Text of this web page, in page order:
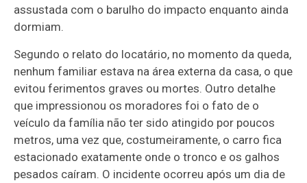
assustada com o barulho do impacto enquanto ainda
dormiam.
Segundo o relato do locatário, no momento da queda,
nenhum familiar estava na área externa da casa, o que
evitou ferimentos graves ou mortes. Outro detalhe
que impressionou os moradores foi o fato de o
veículo da família não ter sido atingido por poucos
metros, uma vez que, costumeiramente, o carro fica
estacionado exatamente onde o tronco e os galhos
pesados caíram. O incidente ocorreu após um dia de